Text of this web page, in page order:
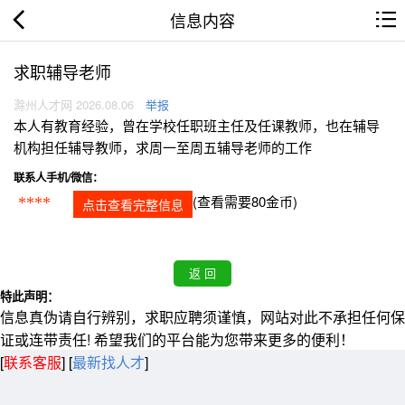
信息内容
求职辅导老师
滁州人才网 2026.08.06 举报
本人有教育经验，曾在学校任职班主任及任课教师，也在辅导
机构担任辅导教师，求周一至周五辅导老师的工作
联系人手机/微信：
**** 点击查看完整信息 (查看需要80金币)
特此声明：
信息真伪请自行辨别，求职应聘须谨慎，网站对此不承担任何保
证或连带责任! 希望我们的平台能为您带来更多的便利！
[联系客服] [最新找人才]